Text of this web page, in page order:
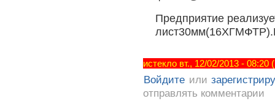
Предприятие
истекло вт., 12/02/2013 -
Войдите или
отправлять комментарии